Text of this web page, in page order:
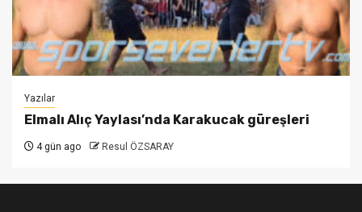
Yazılar
Elmalı Alıç Yaylası’nda Karakucak güreşleri
4 gün ago Resul ÖZSARAY